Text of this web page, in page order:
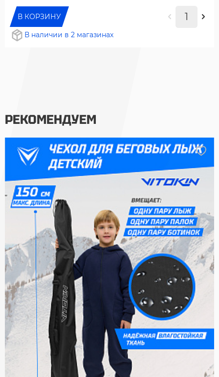
В КОРЗИНУ
В наличии в 2 магазинах
РЕКОМЕНДУЕМ